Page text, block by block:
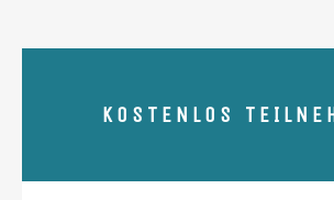
KOSTENLOS